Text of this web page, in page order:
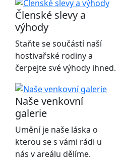
Členské slevy a
výhody
Staňte se součástí naší
hostivařské rodiny a
čerpejte své výhody ihned.
Naše venkovní
galerie
Umění je naše láska o
kterou se s vámi rádi u
nás v areálu dělíme.